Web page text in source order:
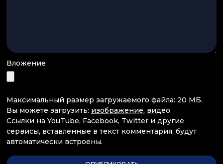
Вложение
Максимальный размер загружаемого файла: 20 МБ.
Вы можете загрузить: изображение, видео.
Ссылки на YouTube, Facebook, Twitter и другие
сервисы, вставленные в текст комментария, будут
автоматически встроены.